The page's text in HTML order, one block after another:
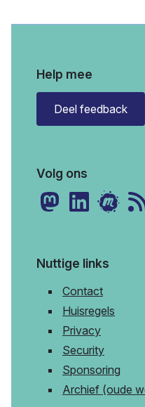
Help mee
Deel feedback
Volg ons
Nuttige links
Contact
Huisregels
Privacy
Security
Sponsoring
Archief (oude